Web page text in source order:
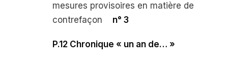
mesures provisoires en matière de
contrefaçon n° 3
P.12 Chronique « un an de… »